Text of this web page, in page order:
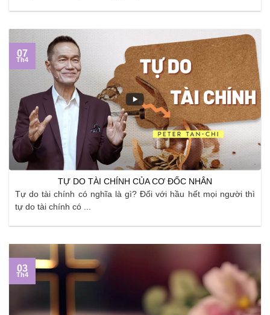
TỰ DO TÀI CHÍNH CỦA CƠ ĐỐC NHÂN
Tự do tài chính có nghĩa là gì? Đối với hầu hết mọi người thì
tự do tài chính có ...
07
Th4
03
Th4